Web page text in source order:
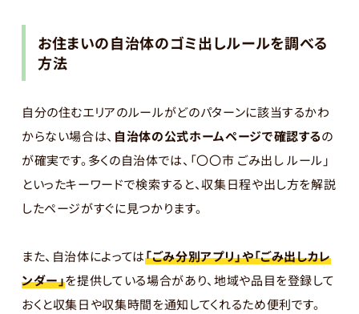
お住まいの自治体のゴミ出しルールを調べる
方法
自分の住むエリアのルールがどのパターンに該当するかわ
からない場合は、 自治体の公式ホームページで確認するの
が確実です。多くの自治体では、「〇〇市 ごみ出し ルール」
といったキーワードで検索すると、収集日程や出し方を解説
したページがすぐに見つかります。
また、自治体によっては「ごみ分別アプリ」や「ごみ出しカレ
ンダー」を提供している場合があり、地域や品目を登録して
おくと収集日や収集時間を通知してくれるため便利です。